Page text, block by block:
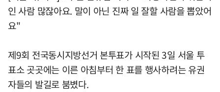
인 사람 많잖아요. 말이 아닌 진짜 일 잘할 사람을 뽑았어
요"
제9회 전국동시지방선거 본투표가 시작된 3일 서울 투
표소 곳곳에는 이른 아침부터 한 표를 행사하려는 유권
자들의 발길로 붐볐다.